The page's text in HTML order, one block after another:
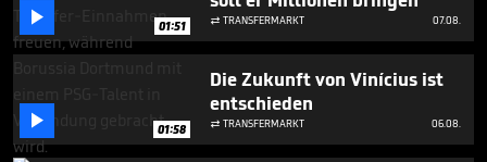
seconds
 01:51  TRANSFERMARKT 07.08.
 01:58
Die Zukunft von Vinícius ist
entschieden
 TRANSFERMARKT 06.08.